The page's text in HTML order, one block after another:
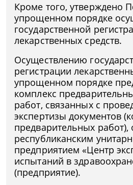
Кроме того, утверждено
упрощенном порядке
государственной
лекарственных средств.
Осуществлению
регистрации
упрощенном порядке
комплекс
работ, связанных с
экспертизы документов
предварительных
республиканским
предприятием «Центр
испытаний в
(предприятие).